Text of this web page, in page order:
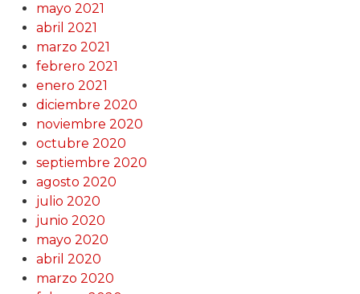
mayo 2021
abril 2021
marzo 2021
febrero 2021
enero 2021
diciembre 2020
noviembre 2020
octubre 2020
septiembre 2020
agosto 2020
julio 2020
junio 2020
mayo 2020
abril 2020
marzo 2020